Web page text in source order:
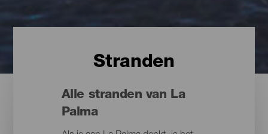
Stranden
Alle stranden van La
Palma